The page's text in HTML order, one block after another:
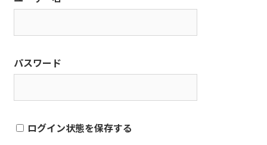
パスワード
ログイン状態を保存する